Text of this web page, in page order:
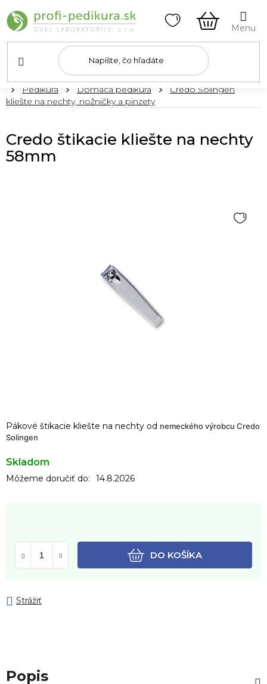
na
obsah
KOŠÍK
DomovPedikúra Domáca pedikúra
Credo Solingen
kliešte na nechty, nožničky a pinzety
Pákové štikacie kliešte na nechty od nemeckého výrobcu Credo
Solingen
Skladom
Môžeme doručiť do: 14.8.2026
DO KOŠÍKA
Strážiť
Credo štikacie kliešte na nechty
58mm
Popis